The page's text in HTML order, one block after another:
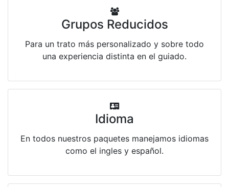
Grupos Reducidos
Para un trato más personalizado y sobre todo
una experiencia distinta en el guiado.
Idioma
En todos nuestros paquetes manejamos idiomas
como el ingles y español.